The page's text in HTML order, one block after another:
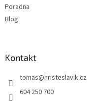
Poradna
Blog
Kontakt
tomas@hristeslavik.cz
604 250 700